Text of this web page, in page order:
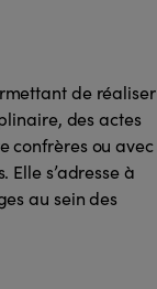
de réaliser
des actes
confrères ou avec
s’adresse à
au sein des